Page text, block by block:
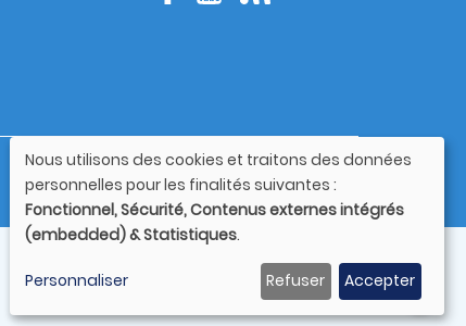
Guide utilisateur
Utilisation
des
données
personnelles
et
cookies
Nous utilisons des cookies et traitons des données
personnelles pour les finalités suivantes :
Fonctionnel, Sécurité, Contenus externes intégrés
(embedded) & Statistiques.
Personnaliser Refuser Accepter